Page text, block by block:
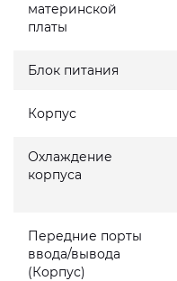
материнской
платы
Блок питания
Корпус
Охлаждение
корпуса
Передние порты
ввода/вывода
(Корпус)